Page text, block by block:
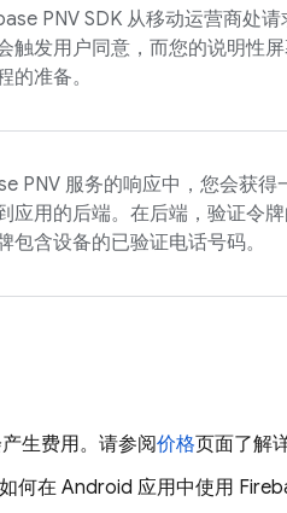
PNVSDK 从移动运营商处
触发用户同意，而您的说明性
的准备。
PNV 服务的响应中，您会获得
应用的后端。在后端，验证令
包含设备的已验证电话号码。
生费用。请参阅价格页面了解
何在 Android 应用中使用